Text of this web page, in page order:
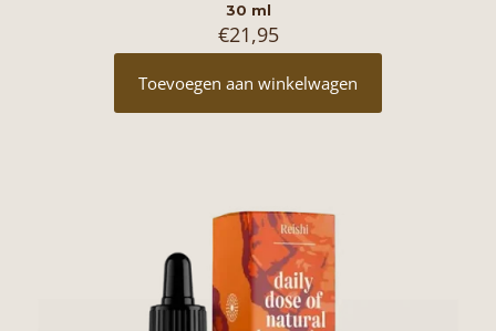
30 ml
€21,95
Toevoegen aan winkelwagen